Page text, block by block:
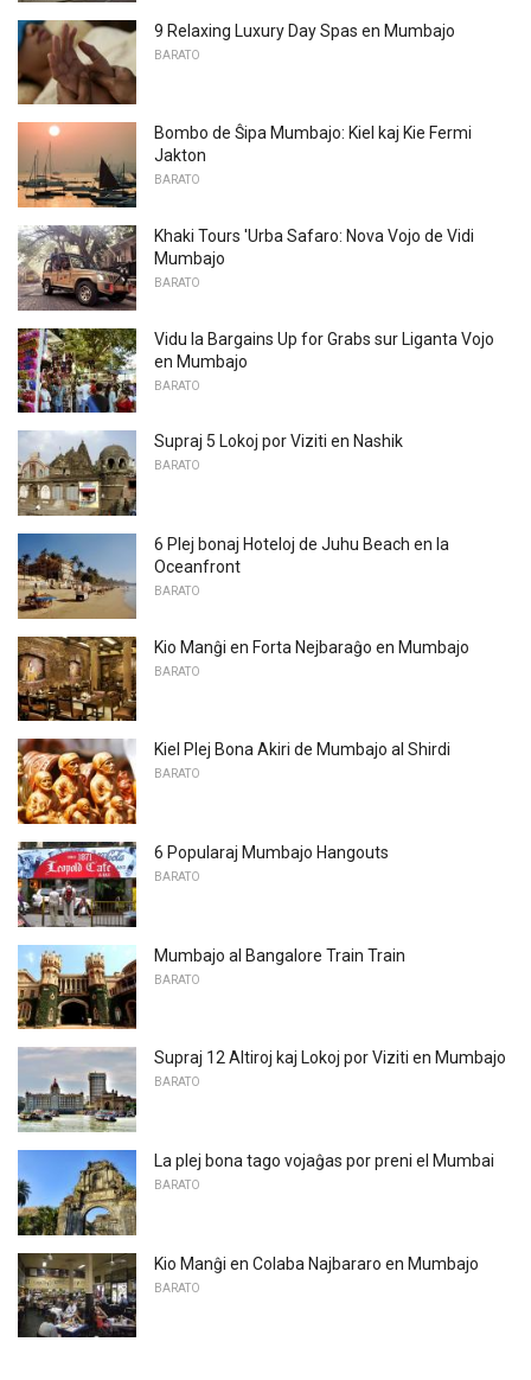
9 Relaxing Luxury Day Spas en Mumbajo
BARATO
Bombo de Ŝipa Mumbajo: Kiel kaj Kie Fermi
Jakton
BARATO
Khaki Tours 'Urba Safaro: Nova Vojo de Vidi
Mumbajo
BARATO
Vidu la Bargains Up for Grabs sur Liganta Vojo
en Mumbajo
BARATO
Supraj 5 Lokoj por Viziti en Nashik
BARATO
6 Plej bonaj Hoteloj de Juhu Beach en la
Oceanfront
BARATO
Kio Manĝi en Forta Nejbaraĝo en Mumbajo
BARATO
Kiel Plej Bona Akiri de Mumbajo al Shirdi
BARATO
6 Popularaj Mumbajo Hangouts
BARATO
Mumbajo al Bangalore Train Train
BARATO
Supraj 12 Altiroj kaj Lokoj por Viziti en Mumbajo
BARATO
La plej bona tago vojaĝas por preni el Mumbai
BARATO
Kio Manĝi en Colaba Najbararo en Mumbajo
BARATO